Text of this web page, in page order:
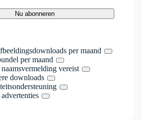
Nu abonneren
per maand
per maand
vereist
downloads